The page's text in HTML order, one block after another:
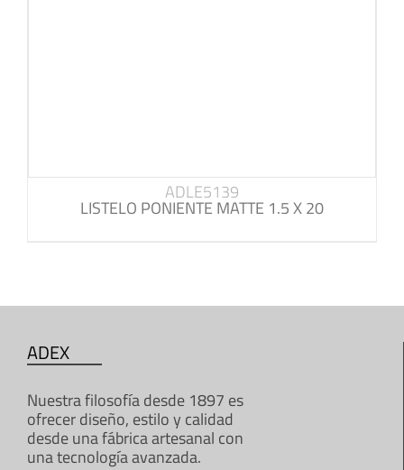
ADLE5139
LISTELO PONIENTE MATTE 1.5 X 20
ADEX
Nuestra filosofía desde 1897 es
ofrecer diseño, estilo y calidad
desde una fábrica artesanal con
una tecnología avanzada.